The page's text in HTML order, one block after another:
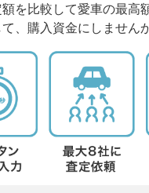
を比較して愛車の最高
、購入資金にしません